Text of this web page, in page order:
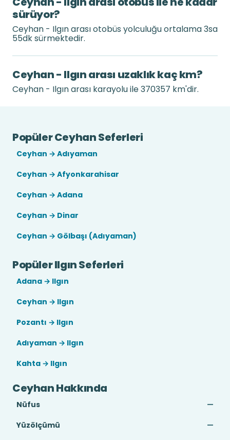
sürüyor?
Ceyhan - Ilgın arası otobüs yolculuğu ortalama 3sa
55dk sürmektedir.
Ceyhan - Ilgın arası uzaklık kaç km?
Ceyhan - Ilgın arası karayolu ile 370357 km'dir.
Popüler Ceyhan Seferleri
Ceyhan → Adıyaman
Ceyhan → Afyonkarahisar
Ceyhan → Adana
Ceyhan → Dinar
Ceyhan → Gölbaşı (Adıyaman)
Popüler Ilgın Seferleri
Adana → Ilgın
Ceyhan → Ilgın
Pozantı → Ilgın
Adıyaman → Ilgın
Kahta → Ilgın
Ceyhan Hakkında
Nüfus
—
Yüzölçümü
—